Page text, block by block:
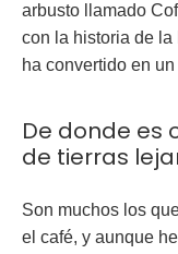
arbusto llamado
con la historia de
ha convertido en
De donde es
de tierras
Son muchos los
el café, y aunque